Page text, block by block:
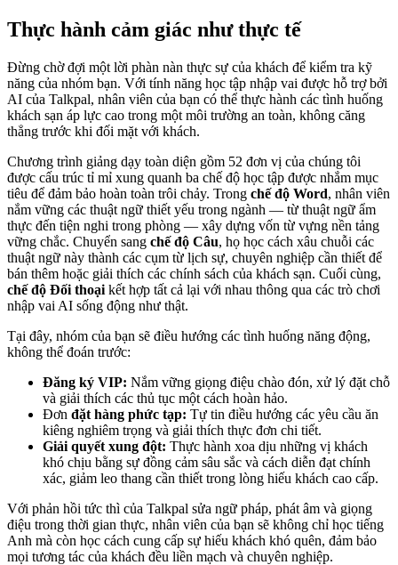
Thực hành cảm giác như thực tế
Đừng chờ đợi một lời phàn nàn thực sự của khách để kiểm tra kỹ
năng của nhóm bạn. Với tính năng học tập nhập vai được hỗ trợ bởi
AI của Talkpal, nhân viên của bạn có thể thực hành các tình huống
khách sạn áp lực cao trong một môi trường an toàn, không căng
thẳng trước khi đối mặt với khách.
Chương trình giảng dạy toàn diện gồm 52 đơn vị của chúng tôi
được cấu trúc tỉ mỉ xung quanh ba chế độ học tập được nhắm mục
tiêu để đảm bảo hoàn toàn trôi chảy. Trong chế độ Word, nhân viên
nắm vững các thuật ngữ thiết yếu trong ngành — từ thuật ngữ ẩm
thực đến tiện nghi trong phòng — xây dựng vốn từ vựng nền tảng
vững chắc. Chuyển sang chế độ Câu, họ học cách xâu chuỗi các
thuật ngữ này thành các cụm từ lịch sự, chuyên nghiệp cần thiết để
bán thêm hoặc giải thích các chính sách của khách sạn. Cuối cùng,
chế độ Đối thoại kết hợp tất cả lại với nhau thông qua các trò chơi
nhập vai AI sống động như thật.
Tại đây, nhóm của bạn sẽ điều hướng các tình huống năng động,
không thể đoán trước:
Đăng ký VIP: Nắm vững giọng điệu chào đón, xử lý đặt chỗ
và giải thích các thủ tục một cách hoàn hảo.
Đơn đặt hàng phức tạp: Tự tin điều hướng các yêu cầu ăn
kiêng nghiêm trọng và giải thích thực đơn chi tiết.
Giải quyết xung đột: Thực hành xoa dịu những vị khách
khó chịu bằng sự đồng cảm sâu sắc và cách diễn đạt chính
xác, giảm leo thang cần thiết trong lòng hiếu khách cao cấp.
Với phản hồi tức thì của Talkpal sửa ngữ pháp, phát âm và giọng
điệu trong thời gian thực, nhân viên của bạn sẽ không chỉ học tiếng
Anh mà còn học cách cung cấp sự hiếu khách khó quên, đảm bảo
mọi tương tác của khách đều liền mạch và chuyên nghiệp.